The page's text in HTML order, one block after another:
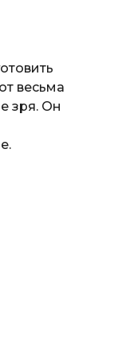
весьма
зря. Он